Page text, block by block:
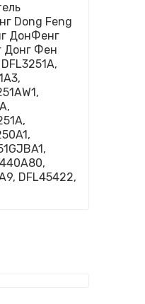
Dong Feng
ДонФенг
Донг Фен
DFL45422,